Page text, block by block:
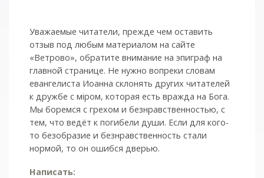
Уважаемые читатели, прежде чем оставить
отзыв под любым материалом на сайте
«Ветрово», обратите внимание на эпиграф на
главной странице. Не нужно вопреки словам
евангелиста Иоанна склонять других читателей
к дружбе с мiром, которая есть вражда на Бога.
Мы боремся с грехом и без­нрав­ствен­ностью, с
тем, что ведёт к погибели души. Если для кого-
то безобразие и безнравственность стали
нормой, то он ошибся дверью.
Написать: